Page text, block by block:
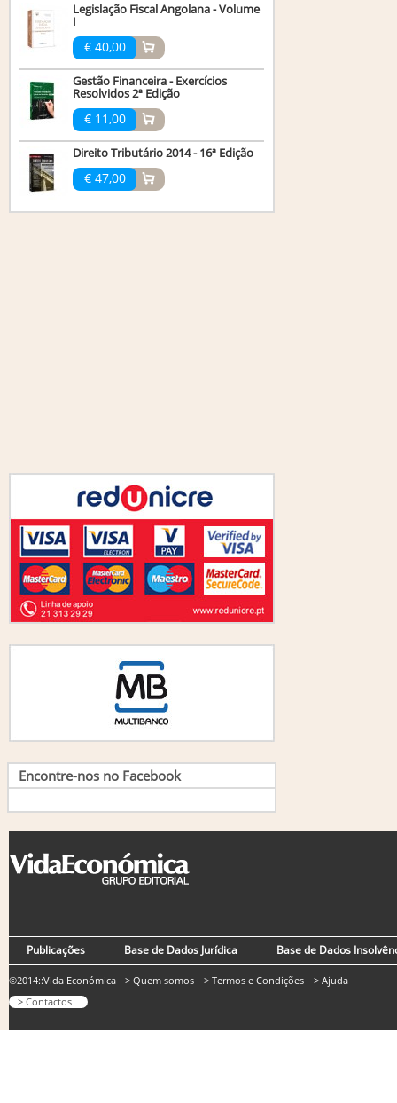
Legislação Fiscal Angolana - Volume
I
€ 40,00
Gestão Financeira - Exercícios
Resolvidos 2ª Edição
€ 11,00
Direito Tributário 2014 - 16ª Edição
€ 47,00
Encontre-nos no Facebook
Publicações Base de Dados Jurídica Base de Dados
©2014::Vida Económica
> Contactos
> Quem somos > Termos e Condições > Ajuda